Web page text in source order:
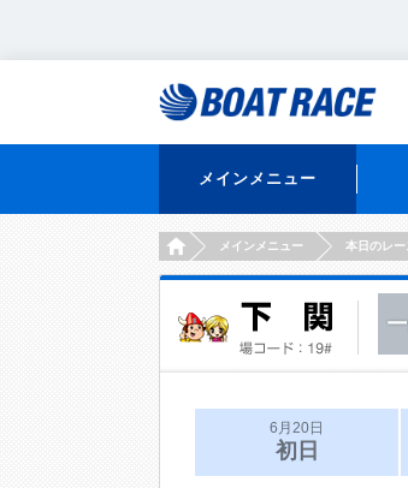
メインメニュー
HOMEメインメニュー 本日のレー
6月20日
初日